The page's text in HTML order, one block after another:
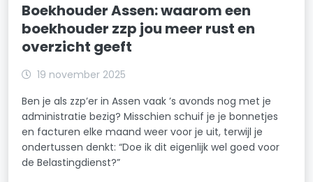
Boekhouder Assen: waarom een
boekhouder zzp jou meer rust en
overzicht geeft
19 november 2025
Ben je als zzp’er in Assen vaak ’s avonds nog met je
administratie bezig? Misschien schuif je je bonnetjes
en facturen elke maand weer voor je uit, terwijl je
ondertussen denkt: “Doe ik dit eigenlijk wel goed voor
de Belastingdienst?”